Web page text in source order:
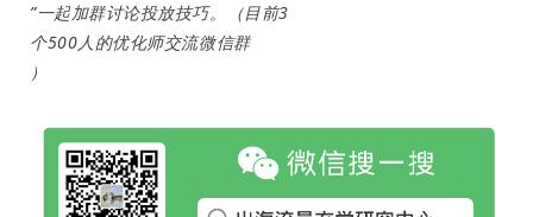
案
例
”一起加群讨论投放技巧。（目前3
个500人的优化师交流微信群
）